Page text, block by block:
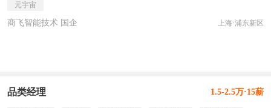
元宇宙
商飞智能技术 国企 上海·浦东新区
品类经理 1.5-2.5万·15薪